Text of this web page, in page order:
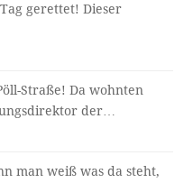
gerettet! Dieser
Straße! Da wohnten
der…
man weiß was da steht,